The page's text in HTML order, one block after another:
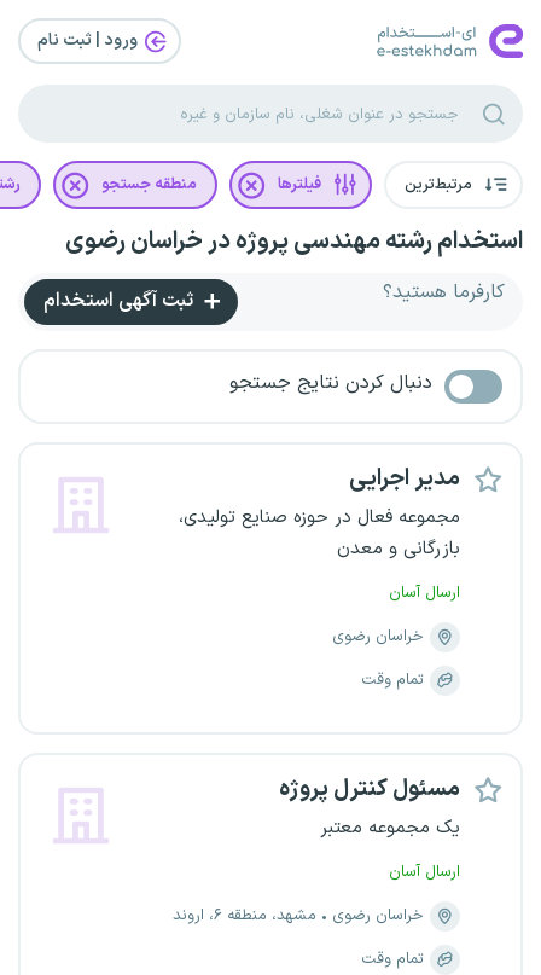
ورود | ثبت‌ نام
مرتبط‌ترین فیلترها منطقه جستجو
استخدام رشته مهندسی پروژه در خراسان رضوی
کارفرما هستید؟ ثبت آگهی استخدام
دنبال کردن نتایج جستجو
مدیر اجرایی
مجموعه فعال در حوزه صنایع تولیدی،
بازرگانی و معدن
ارسال آسان
خراسان رضوی
تمام وقت
مسئول کنترل پروژه
یک مجموعه معتبر
ارسال آسان
خراسان رضوی
مشهد، منطقه ۶، اروند
تمام وقت